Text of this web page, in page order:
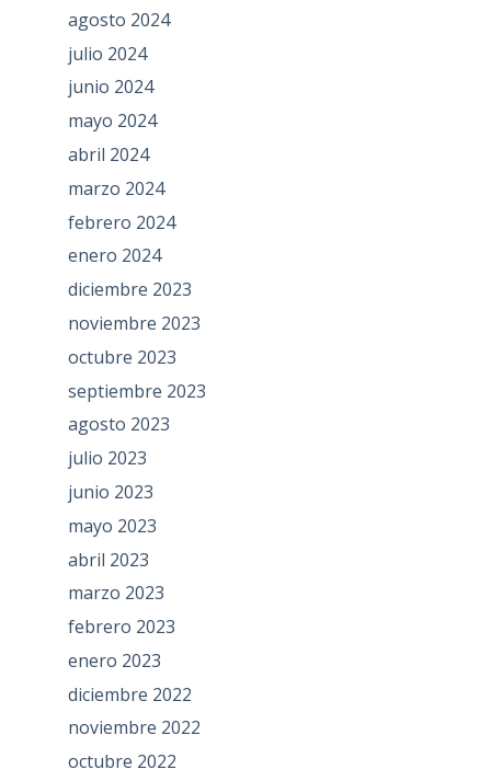
agosto 2024
julio 2024
junio 2024
mayo 2024
abril 2024
marzo 2024
febrero 2024
enero 2024
diciembre 2023
noviembre 2023
octubre 2023
septiembre 2023
agosto 2023
julio 2023
junio 2023
mayo 2023
abril 2023
marzo 2023
febrero 2023
enero 2023
diciembre 2022
noviembre 2022
octubre 2022